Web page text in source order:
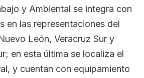
y Ambiental se integra con
en las representaciones del
León, Veracruz Sur y
en esta última se localiza el
y cuentan con equipamiento